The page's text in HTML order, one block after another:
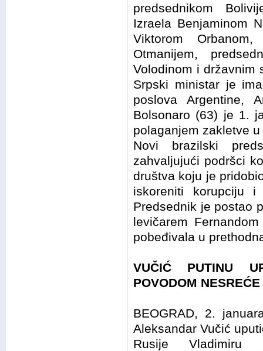
predsednikom
Izraela Benjaminom
Viktorom
Otmanijem,
Volodinom i državnim
Srpski ministar je
poslova Argentine,
Bolsonaro (63) je 1.
polaganjem zakletve
Novi brazilski
zahvaljujući podršci
društva koju je
iskoreniti korupciju i
Predsednik je postao
levičarem
pobeđivala u
VUČIĆ PUTINU
POVODOM
BEOGRAD, 2.
Aleksandar Vučić
Rusije Vladimiru